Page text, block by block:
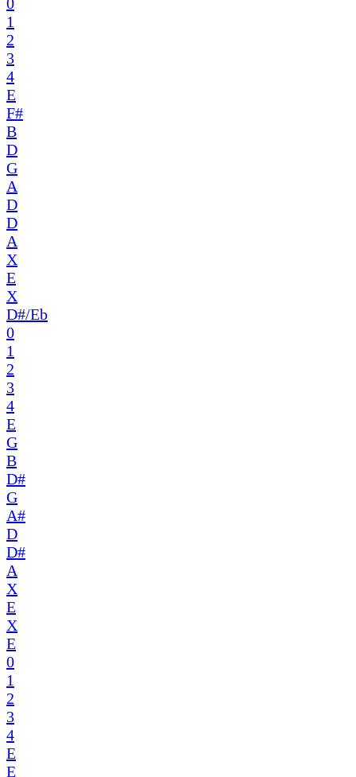
1
2
3
4
E
F#
B
D
G
A
D
D
A
X
E
X
D#/Eb
0
1
2
3
4
E
G
B
D#
G
A#
D
D#
A
X
E
X
E
0
1
2
3
4
E
E